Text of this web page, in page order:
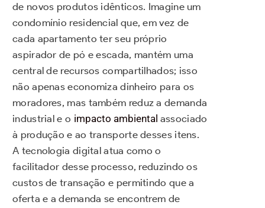
de novos produtos idênticos. Imagine um
condomínio residencial que, em vez de
cada apartamento ter seu próprio
aspirador de pó e escada, mantém uma
central de recursos compartilhados; isso
não apenas economiza dinheiro para os
moradores, mas também reduz a demanda
industrial e o impacto ambiental associado
à produção e ao transporte desses itens.
A tecnologia digital atua como o
facilitador desse processo, reduzindo os
custos de transação e permitindo que a
oferta e a demanda se encontrem de